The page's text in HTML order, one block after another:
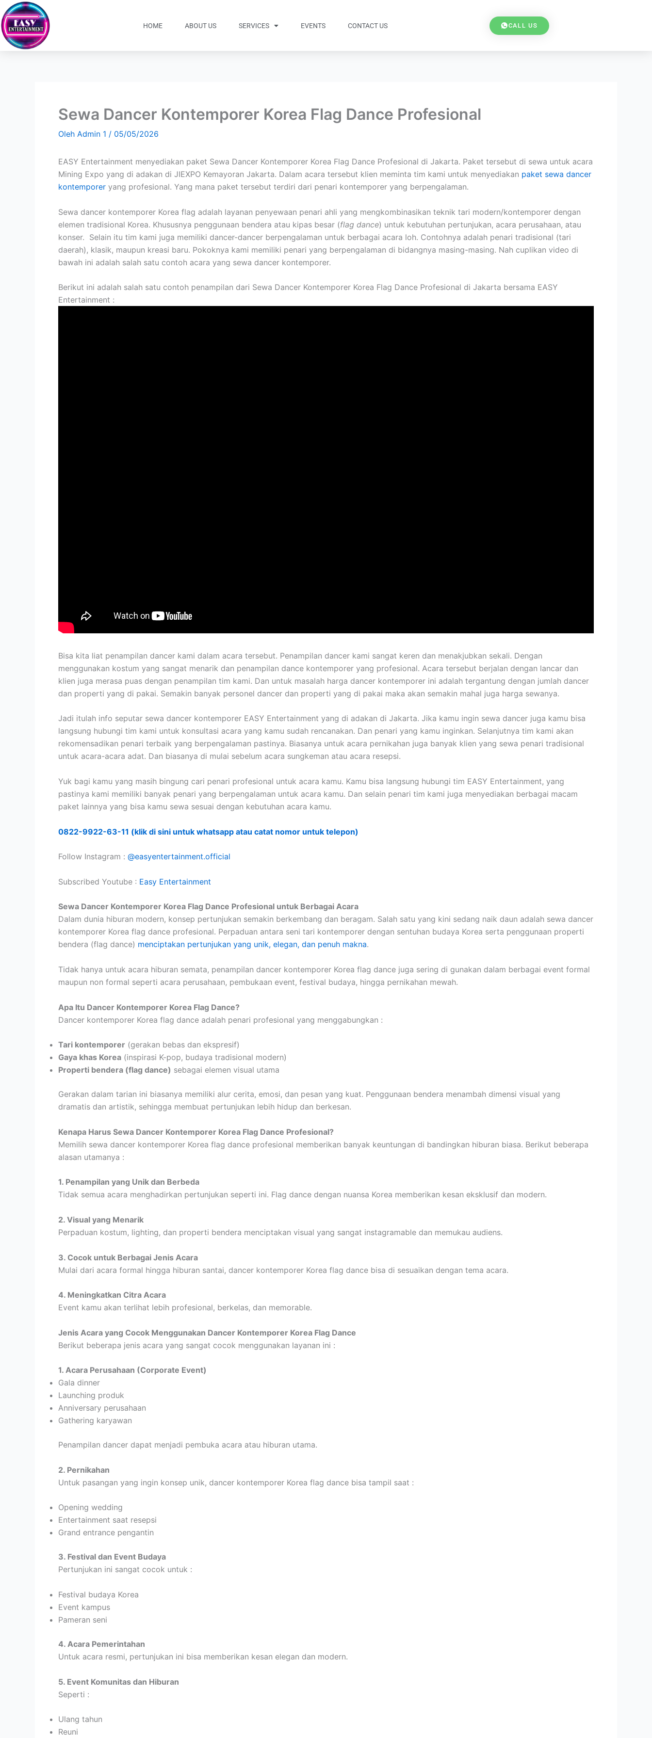
Lewati
ke
konten
HOME ABOUT US SERVICES EVENTS CONTACT US CALL US
Sewa Dancer Kontemporer Korea Flag Dance Profesional
Oleh Admin 1 / 05/05/2026
EASY Entertainment menyediakan paket Sewa Dancer Kontemporer Korea Flag Dance Profesional di Jakarta. Paket tersebut di sewa untuk acara
Mining Expo yang di adakan di JIEXPO Kemayoran Jakarta. Dalam acara tersebut klien meminta tim kami untuk menyediakan paket sewa dancer
kontemporer yang profesional. Yang mana paket tersebut terdiri dari penari kontemporer yang berpengalaman.
Sewa dancer kontemporer Korea flag adalah layanan penyewaan penari ahli yang mengkombinasikan teknik tari modern/kontemporer dengan
elemen tradisional Korea. Khususnya penggunaan bendera atau kipas besar (flag dance) untuk kebutuhan pertunjukan, acara perusahaan, atau
konser. Selain itu tim kami juga memiliki dancer-dancer berpengalaman untuk berbagai acara loh. Contohnya adalah penari tradisional (tari
daerah), klasik, maupun kreasi baru. Pokoknya kami memiliki penari yang berpengalaman di bidangnya masing-masing. Nah cuplikan video di
bawah ini adalah salah satu contoh acara yang sewa dancer kontemporer.
Berikut ini adalah salah satu contoh penampilan dari Sewa Dancer Kontemporer Korea Flag Dance Profesional di Jakarta bersama EASY
Entertainment :
Bisa kita liat penampilan dancer kami dalam acara tersebut. Penampilan dancer kami sangat keren dan menakjubkan sekali. Dengan
menggunakan kostum yang sangat menarik dan penampilan dance kontemporer yang profesional. Acara tersebut berjalan dengan lancar dan
klien juga merasa puas dengan penampilan tim kami. Dan untuk masalah harga dancer kontemporer ini adalah tergantung dengan jumlah dancer
dan properti yang di pakai. Semakin banyak personel dancer dan properti yang di pakai maka akan semakin mahal juga harga sewanya.
Jadi itulah info seputar sewa dancer kontemporer EASY Entertainment yang di adakan di Jakarta. Jika kamu ingin sewa dancer juga kamu bisa
langsung hubungi tim kami untuk konsultasi acara yang kamu sudah rencanakan. Dan penari yang kamu inginkan. Selanjutnya tim kami akan
rekomensadikan penari terbaik yang berpengalaman pastinya. Biasanya untuk acara pernikahan juga banyak klien yang sewa penari tradisional
untuk acara-acara adat. Dan biasanya di mulai sebelum acara sungkeman atau acara resepsi.
Yuk bagi kamu yang masih bingung cari penari profesional untuk acara kamu. Kamu bisa langsung hubungi tim EASY Entertainment, yang
pastinya kami memiliki banyak penari yang berpengalaman untuk acara kamu. Dan selain penari tim kami juga menyediakan berbagai macam
paket lainnya yang bisa kamu sewa sesuai dengan kebutuhan acara kamu.
0822-9922-63-11 (klik di sini untuk whatsapp atau catat nomor untuk telepon)
Follow Instagram : @easyentertainment.official
Subscribed Youtube : Easy Entertainment
Sewa Dancer Kontemporer Korea Flag Dance Profesional untuk Berbagai Acara
Dalam dunia hiburan modern, konsep pertunjukan semakin berkembang dan beragam. Salah satu yang kini sedang naik daun adalah sewa dancer
kontemporer Korea flag dance profesional. Perpaduan antara seni tari kontemporer dengan sentuhan budaya Korea serta penggunaan properti
bendera (flag dance) menciptakan pertunjukan yang unik, elegan, dan penuh makna.
Tidak hanya untuk acara hiburan semata, penampilan dancer kontemporer Korea flag dance juga sering di gunakan dalam berbagai event formal
maupun non formal seperti acara perusahaan, pembukaan event, festival budaya, hingga pernikahan mewah.
Apa Itu Dancer Kontemporer Korea Flag Dance?
Dancer kontemporer Korea flag dance adalah penari profesional yang menggabungkan :
Tari kontemporer (gerakan bebas dan ekspresif)
Gaya khas Korea (inspirasi K-pop, budaya tradisional modern)
Properti bendera (flag dance) sebagai elemen visual utama
Gerakan dalam tarian ini biasanya memiliki alur cerita, emosi, dan pesan yang kuat. Penggunaan bendera menambah dimensi visual yang
dramatis dan artistik, sehingga membuat pertunjukan lebih hidup dan berkesan.
Kenapa Harus Sewa Dancer Kontemporer Korea Flag Dance Profesional?
Memilih sewa dancer kontemporer Korea flag dance profesional memberikan banyak keuntungan di bandingkan hiburan biasa. Berikut beberapa
alasan utamanya :
1. Penampilan yang Unik dan Berbeda
Tidak semua acara menghadirkan pertunjukan seperti ini. Flag dance dengan nuansa Korea memberikan kesan eksklusif dan modern.
2. Visual yang Menarik
Perpaduan kostum, lighting, dan properti bendera menciptakan visual yang sangat instagramable dan memukau audiens.
3. Cocok untuk Berbagai Jenis Acara
Mulai dari acara formal hingga hiburan santai, dancer kontemporer Korea flag dance bisa di sesuaikan dengan tema acara.
4. Meningkatkan Citra Acara
Event kamu akan terlihat lebih profesional, berkelas, dan memorable.
Jenis Acara yang Cocok Menggunakan Dancer Kontemporer Korea Flag Dance
Berikut beberapa jenis acara yang sangat cocok menggunakan layanan ini :
1. Acara Perusahaan (Corporate Event)
Gala dinner
Launching produk
Anniversary perusahaan
Gathering karyawan
Penampilan dancer dapat menjadi pembuka acara atau hiburan utama.
2. Pernikahan
Untuk pasangan yang ingin konsep unik, dancer kontemporer Korea flag dance bisa tampil saat :
Opening wedding
Entertainment saat resepsi
Grand entrance pengantin
3. Festival dan Event Budaya
Pertunjukan ini sangat cocok untuk :
Festival budaya Korea
Event kampus
Pameran seni
4. Acara Pemerintahan
Untuk acara resmi, pertunjukan ini bisa memberikan kesan elegan dan modern.
5. Event Komunitas dan Hiburan
Seperti :
Ulang tahun
Reuni